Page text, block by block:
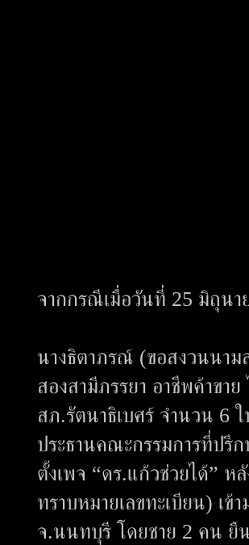
จากกรณีเมื่อวันที่ 25 มิถุนา
นางธิตาภรณ์ (ขอสงวนนา
สองสามีภรรยา อาชีพค้าขา
สภ.รัตนาธิเบศร์ จำนวน 6
ประธานคณะกรรมการที่ปรึ
ตั้งเพจ “ดร.แก้วช่วยได้”
ทราบหมายเลขทะเบียน) เ
จ.นนทบุรี โดยชาย 2 คน ยื